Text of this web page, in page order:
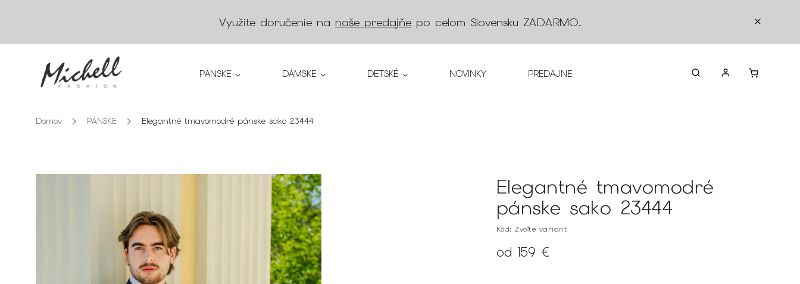
Využite doručenie na naše predajňe po celom Slovensku ZADARMO.
PÁNSKE DÁMSKE DETSKÉ NOVINKY PREDAJNE KONTAKTY
Domov / PÁNSKE / Elegantné tmavomodré pánske sako 23444
Elegantné tmavomodré
pánske sako 23444
Kód: Zvoľte variant
od 159 €